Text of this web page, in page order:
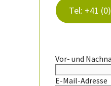
Tel: +41
Vor- und
E-Mail-Adresse